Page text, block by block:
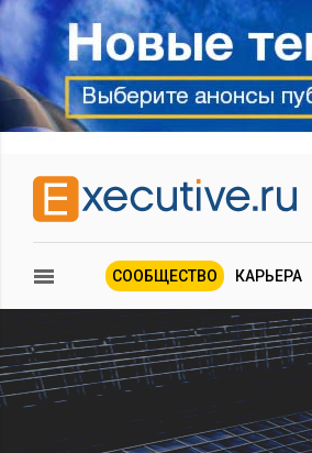
СООБЩЕСТВО КАРЬЕРА